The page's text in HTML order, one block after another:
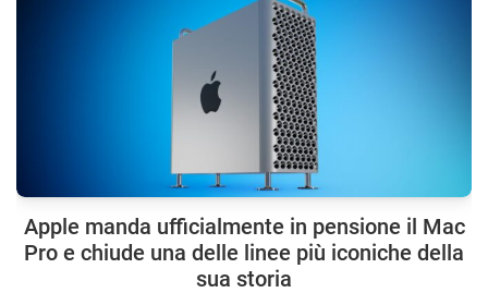
Apple manda ufficialmente in pensione il Mac
Pro e chiude una delle linee più iconiche della
sua storia